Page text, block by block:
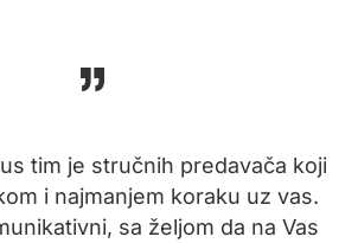
tim je stručnih predavača koji
i najmanjem koraku uz vas.
sa željom da na Vas